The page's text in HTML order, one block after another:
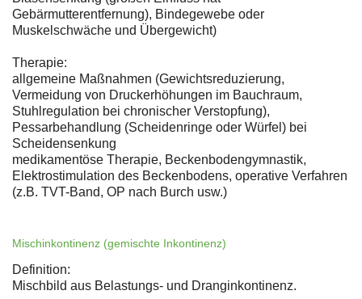
Gebärmutterentfernung), Bindegewebe oder
Muskelschwäche und Übergewicht)
Therapie:
allgemeine Maßnahmen (Gewichtsreduzierung,
Vermeidung von Druckerhöhungen im Bauchraum,
Stuhlregulation bei chronischer Verstopfung),
Pessarbehandlung (Scheidenringe oder Würfel) bei
Scheidensenkung
medikamentöse Therapie, Beckenbodengymnastik,
Elektrostimulation des Beckenbodens, operative Verfahren
(z.B. TVT-Band, OP nach Burch usw.)
Mischinkontinenz (gemischte Inkontinenz)
Definition:
Mischbild aus Belastungs- und Dranginkontinenz.